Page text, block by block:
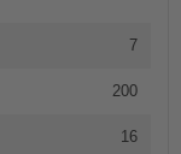
7
200
16